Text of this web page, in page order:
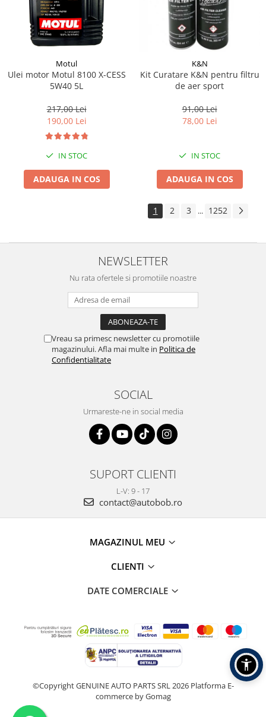
Motul
Ulei motor Motul 8100 X-CESS
5W40 5L
217,00 Lei
190,00 Lei
IN STOC
ADAUGA IN COS
K&N
Kit Curatare K&N pentru filtru
de aer sport
91,00 Lei
78,00 Lei
IN STOC
ADAUGA IN COS
1 2 3 ... 1252
NEWSLETTER
Nu rata ofertele si promotiile noastre
Vreau sa primesc newsletter cu promotiile
magazinului. Afla mai multe in Politica de
Confidentialitate
SOCIAL
Urmareste-ne in social media
SUPORT CLIENTI
L-V: 9 - 17
contact@autobob.ro
MAGAZINUL MEU
CLIENTI
DATE COMERCIALE
©Copyright GENUINE AUTO PARTS SRL 2026 Platforma E-
commerce by Gomag